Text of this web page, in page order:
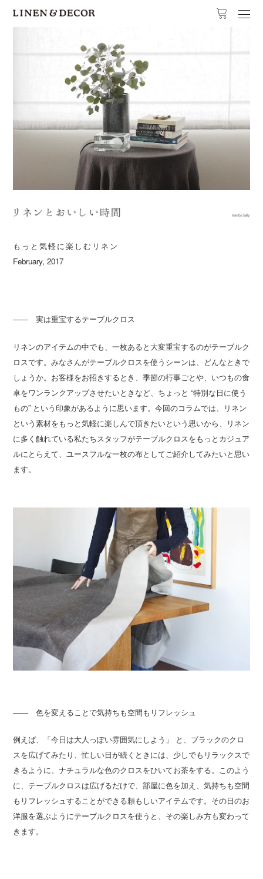
もっと気軽に楽しむリネン
February, 2017
―― 実は重宝するテーブルクロス
リネンのアイテムの中でも、一枚あると大変重宝するのがテーブルク
ロスです。みなさんがテーブルクロスを使うシーンは、どんなときで
しょうか。お客様をお招きするとき、季節の行事ごとや、いつもの食
卓をワンランクアップさせたいときなど、ちょっと “特別な日に使う
もの” という印象があるように思います。今回のコラムでは、リネン
という素材をもっと気軽に楽しんで頂きたいという思いから、リネン
に多く触れている私たちスタッフがテーブルクロスをもっとカジュア
ルにとらえて、ユースフルな一枚の布としてご紹介してみたいと思い
ます。
―― 色を変えることで気持ちも空間もリフレッシュ
例えば、「今日は大人っぽい雰囲気にしよう」 と、ブラックのクロ
スを広げてみたり、忙しい日が続くときには、少しでもリラックスで
きるように、ナチュラルな色のクロスをひいてお茶をする。このよう
に、テーブルクロスは広げるだけで、部屋に色を加え、気持ちも空間
もリフレッシュすることができる頼もしいアイテムです。その日のお
洋服を選ぶようにテーブルクロスを使うと、その楽しみ方も変わって
きます。